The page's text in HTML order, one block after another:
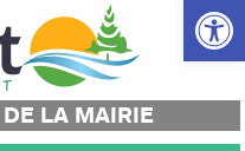
Ouvrir
LA MAIRIE